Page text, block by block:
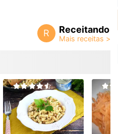
R Receitando